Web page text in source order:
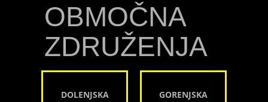
OBMOČNA
ZDRUŽENJA
DOLENJSKA
GORENJSKA